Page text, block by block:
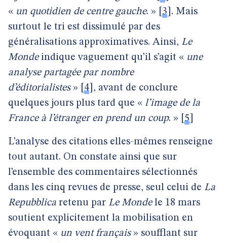
« un quotidien de centre gauche. » 3 . Mais
surtout le tri est dissimulé par des
généralisations approximatives. Ainsi, Le
Mondeindique vaguement qu’il s’agit « une
analyse partagée par nombre
d’éditorialistes» 4 , avant de conclure
quelques jours plus tard que « l’image de la
France à l’étranger en prend un coup. » 5
L’analyse des citations elles-mêmes renseigne
tout autant. On constate ainsi que sur
l’ensemble des commentaires sélectionnés
dans les cinq revues de presse, seul celui de La
Repubblica retenu par Le Mondele 18 mars
soutient explicitement la mobilisation en
évoquant « un vent français» soufflant sur